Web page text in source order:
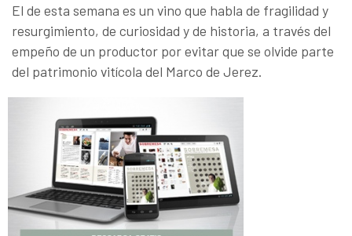
El de esta semana es un vino que habla de fragilidad y
resurgimiento, de curiosidad y de historia, a través del
empeño de un productor por evitar que se olvide parte
del patrimonio vitícola del Marco de Jerez.